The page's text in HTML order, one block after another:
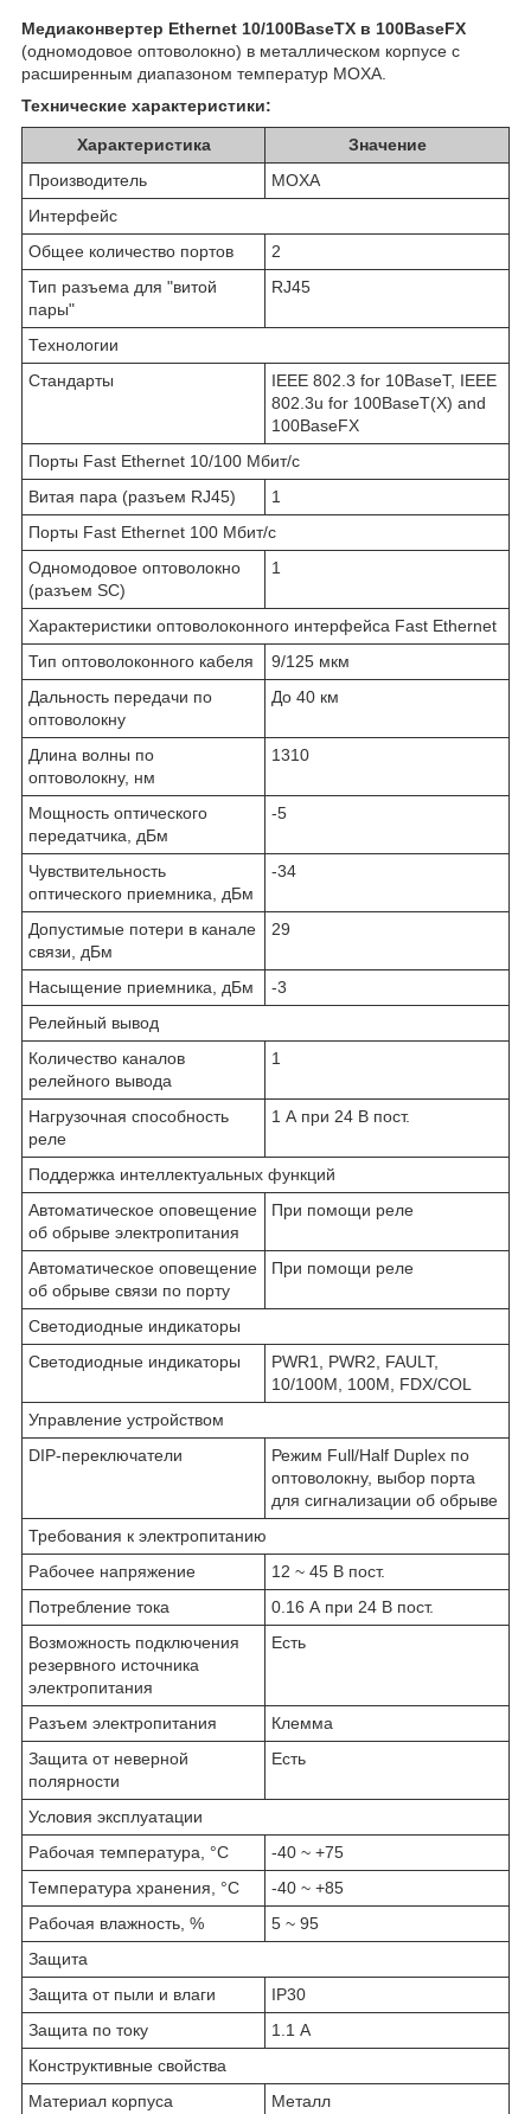
Медиаконвертер Ethernet 10/100BaseTX в 100BaseFX
(одномодовое оптоволокно) в металлическом корпусе с
расширенным диапазоном температур MOXA.
Технические характеристики:
Характеристика
Значение
Производитель
MOXA
Интерфейс
Общее количество портов
2
Тип разъема для "витой
пары"
RJ45
Технологии
Стандарты
IEEE 802.3 for 10BaseT, IEEE
802.3u for 100BaseT(X) and
100BaseFX
Порты Fast Ethernet 10/100 Мбит/с
Витая пара (разъем RJ45)
1
Порты Fast Ethernet 100 Мбит/с
Одномодовое оптоволокно
(разъем SC)
1
Характеристики оптоволоконного интерфейса Fast Ethernet
Тип оптоволоконного кабеля
9/125 мкм
Дальность передачи по
оптоволокну
До 40 км
Длина волны по
оптоволокну, нм
1310
Мощность оптического
передатчика, дБм
-5
Чувствительность
оптического приемника, дБм
-34
Допустимые потери в канале
связи, дБм
29
Насыщение приемника, дБм
-3
Релейный вывод
Количество каналов
релейного вывода
1
Нагрузочная способность
реле
1 А при 24 В пост.
Поддержка интеллектуальных функций
Автоматическое оповещение
об обрыве электропитания
При помощи реле
Автоматическое оповещение
об обрыве связи по порту
При помощи реле
Светодиодные индикаторы
Светодиодные индикаторы
PWR1, PWR2, FAULT,
10/100M, 100M, FDX/COL
Управление устройством
DIP-переключатели
Режим Full/Half Duplex по
оптоволокну, выбор порта
для сигнализации об обрыве
Требования к электропитанию
Рабочее напряжение
12 ~ 45 В пост.
Потребление тока
0.16 А при 24 В пост.
Возможность подключения
резервного источника
электропитания
Есть
Разъем электропитания
Клемма
Защита от неверной
полярности
Есть
Условия эксплуатации
Рабочая температура, °C
-40 ~ +75
Температура хранения, °C
-40 ~ +85
Рабочая влажность, %
5 ~ 95
Защита
Защита от пыли и влаги
IP30
Защита по току
1.1 А
Конструктивные свойства
Материал корпуса
Металл